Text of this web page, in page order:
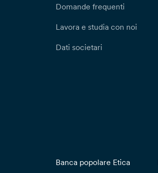
Domande frequenti
Lavora e studia con noi
Dati societari
Banca popolare Etica